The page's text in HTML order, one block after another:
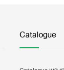
Catalogue